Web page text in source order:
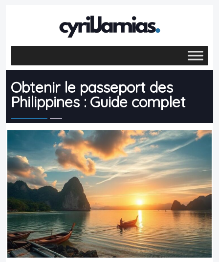
Obtenir le passeport des
Philippines : Guide complet